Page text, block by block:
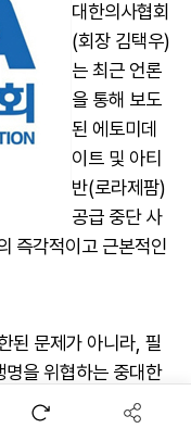
대한의사협회
(회장 김택우)
는 최근 언론
을 통해 보도
된 에토미데
이트 및 아티
반(로라제팜)
공급 중단 사
즉각적이고 근본적인
된 문제가 아니라, 필
을 위협하는 중대한